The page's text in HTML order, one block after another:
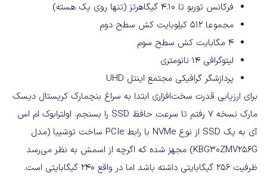
فرکانس توربو تا ۴.۱۰ گیگاهرتز (تنها روی یک هسته)
مجموعا ۵۱۲ کیلوبایت کش سطح دوم
۴ مگابایت کش سطح سوم
لیتوگرافی ۱۴ نانومتری
پردازشگر گرافیکی مجتمع اینتل UHD
برای ارزیابی قدرت سخت‌افزاری ابتدا به سراغ بنچمارک کریستال دیسک
مارک نسخه ۷ رفتم تا سرعت حافظ SSD را بسنجم. اولترابوک ام اس
آی به یک SSD از نوع NVMe با رابط PCIe ساخت توشیبا (مدل
KBG30ZMV256G) مجهز شده که اگرچه از اسمش به نظر می‌رسد
ظرفیت ۲۵۶ گیگابایتی داشته باشد اما در واقع ۲۴۰ گیگابایتی است.